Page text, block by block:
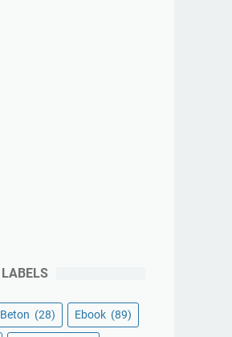
LABELS
Beton (28) Ebook (89)